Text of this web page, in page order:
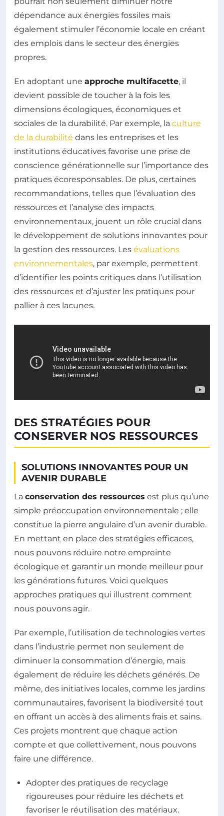
dépendance aux énergies fossiles mais
également stimuler l’économie locale en créant
des emplois dans le secteur des énergies
propres.
En adoptant une approche multifacette, il
devient possible de toucher à la fois les
dimensions écologiques, économiques et
sociales de la durabilité. Par exemple, la culture
de la durabilité dans les entreprises et les
institutions éducatives favorise une prise de
conscience générationnelle sur l’importance des
pratiques écoresponsables. De plus, certaines
recommandations, telles que l’évaluation des
ressources et l’analyse des impacts
environnementaux, jouent un rôle crucial dans
le développement de solutions innovantes pour
la gestion des ressources. Les évaluations
environnementales, par exemple, permettent
d’identifier les points critiques dans l’utilisation
des ressources et d’ajuster les pratiques pour
pallier à ces lacunes.
DES STRATÉGIES POUR
CONSERVER NOS RESSOURCES
SOLUTIONS INNOVANTES POUR UN
AVENIR DURABLE
La conservation des ressources est plus qu’une
simple préoccupation environnementale ; elle
constitue la pierre angulaire d’un avenir durable.
En mettant en place des stratégies efficaces,
nous pouvons réduire notre empreinte
écologique et garantir un monde meilleur pour
les générations futures. Voici quelques
approches pratiques qui illustrent comment
nous pouvons agir.
Par exemple, l’utilisation de technologies vertes
dans l’industrie permet non seulement de
diminuer la consommation d’énergie, mais
également de réduire les déchets générés. De
même, des initiatives locales, comme les jardins
communautaires, favorisent la biodiversité tout
en offrant un accès à des aliments frais et sains.
Ces projets montrent que chaque action
compte et que collettivement, nous pouvons
faire une différence.
Adopter des pratiques de recyclage
rigoureuses pour réduire les déchets et
favoriser le réutilisation des matériaux.